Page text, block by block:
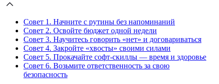
Совет 1. Начните с рутины без напоминаний
Совет 2. Освойте бюджет одной недели
Совет 3. Научитесь говорить «нет» и договариваться
Совет 4. Закройте «хвосты» своими силами
Совет 5. Прокачайте софт-скиллы — время и здоровье
Совет 6. Возьмите ответственность за свою
безопасность